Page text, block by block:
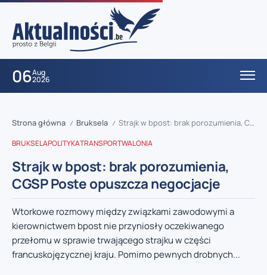
06Aug
2026
Strona główna / Bruksela / Strajk w bpost: brak porozumienia, CGSP Poste opuszcza negocjacje
BRUKSELAPOLITYKATRANSPORTWALONIA
Strajk w bpost: brak porozumienia,
CGSP Poste opuszcza negocjacje
Wtorkowe rozmowy między związkami zawodowymi a
kierownictwem bpost nie przyniosły oczekiwanego
przełomu w sprawie trwającego strajku w części
francuskojęzycznej kraju. Pomimo pewnych drobnych...